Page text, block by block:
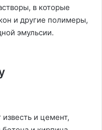
в которые
и другие полимеры,
эмульсии.
и цемент,